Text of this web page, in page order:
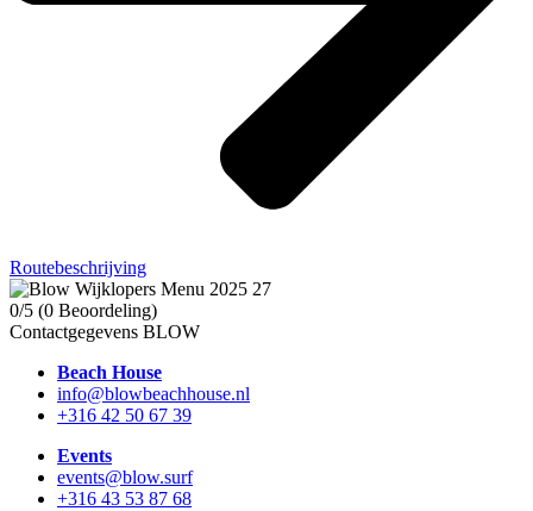
Routebeschrijving
0/5 (0 Beoordeling)
Contactgegevens BLOW
Beach House
info@blowbeachhouse.nl
+316 42 50 67 39
Events
events@blow.surf
+316 43 53 87 68